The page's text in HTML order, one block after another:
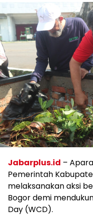
Jabarplus.id –
Pemerintah
melaksanakan aksi
Bogor demi
Day (WCD).